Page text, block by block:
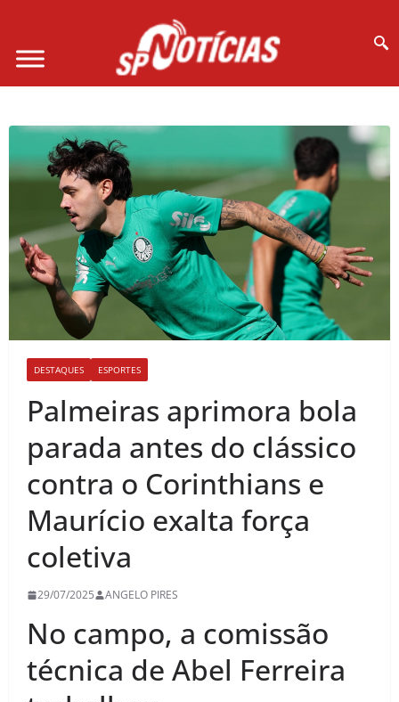
DESTAQUES ESPORTES
Palmeiras aprimora bola
parada antes do clássico
contra o Corinthians e
Maurício exalta força
coletiva
29/07/2025 ANGELO PIRES
No campo, a comissão
técnica de Abel Ferreira